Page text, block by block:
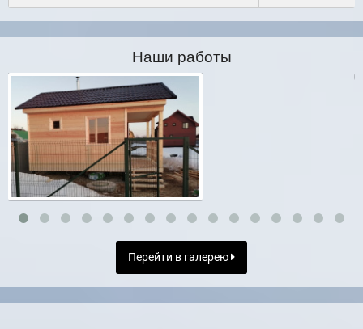
Наши работы
Перейти в галерею